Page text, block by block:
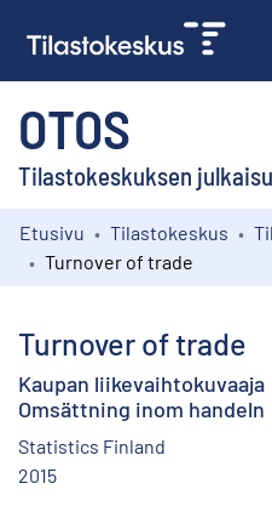
OTOS
Tilastokeskuksen
Kokoelmat
Etusivu Tilastokeskus
Turnover of trade
Turnover of trade
Kaupan liikevaihtokuvaaja
Omsättning inom handeln
Statistics Finland
2015